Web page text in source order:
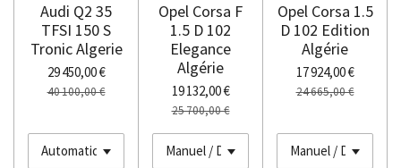
Audi Q2 35
TFSI 150 S
Tronic Algerie
29 450,00 €
40 100,00 €
Opel Corsa F
1.5 D 102
Elegance
Algérie
19 132,00 €
25 700,00 €
Opel Corsa 1.5
D 102 Edition
Algérie
17 924,00 €
24 665,00 €